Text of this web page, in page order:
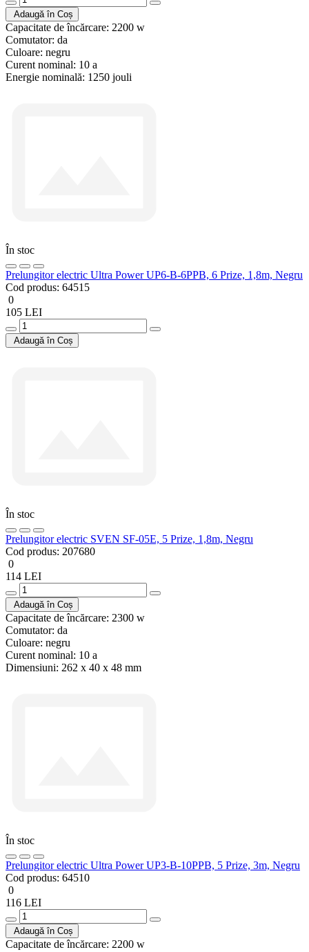
Adaugă în Coș
Capacitate de încărcare: 2200 w
Comutator: da
Culoare: negru
Curent nominal: 10 a
Energie nominală: 1250 jouli
În stoc
Prelungitor electric Ultra Power UP6-B-6PPB, 6 Prize, 1,8m, Negru
Cod produs: 64515
0
105 LEI
Adaugă în Coș
În stoc
Prelungitor electric SVEN SF-05E, 5 Prize, 1,8m, Negru
Cod produs: 207680
0
114 LEI
Adaugă în Coș
Capacitate de încărcare: 2300 w
Comutator: da
Culoare: negru
Curent nominal: 10 a
Dimensiuni: 262 x 40 x 48 mm
În stoc
Prelungitor electric Ultra Power UP3-B-10PPB, 5 Prize, 3m, Negru
Cod produs: 64510
0
116 LEI
Adaugă în Coș
Capacitate de încărcare: 2200 w